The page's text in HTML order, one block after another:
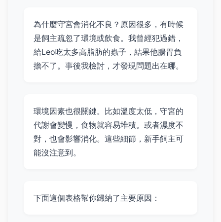
為什麼守宮會消化不良？原因很多，有時候
是飼主疏忽了環境或飲食。我曾經犯過錯，
給Leo吃太多高脂肪的蟲子，結果他腸胃負
擔不了。事後我檢討，才發現問題出在哪。
環境因素也很關鍵。比如溫度太低，守宮的
代謝會變慢，食物就容易堆積。或者濕度不
對，也會影響消化。這些細節，新手飼主可
能沒注意到。
下面這個表格幫你歸納了主要原因：